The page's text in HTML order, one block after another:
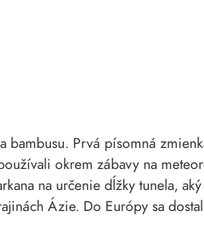
Prvá písomná
okrem zábavy na
na určenie dĺžky tunela,
Ázie. Do Európy sa